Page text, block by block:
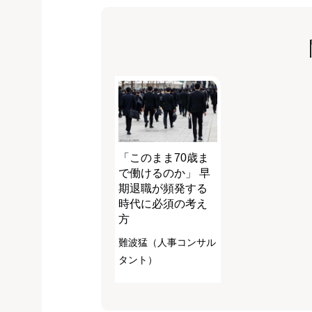
「このまま70歳ま
で働けるのか」 早
期退職が頻発する
時代に必須の考え
方
難波猛（人事コンサル
タント）